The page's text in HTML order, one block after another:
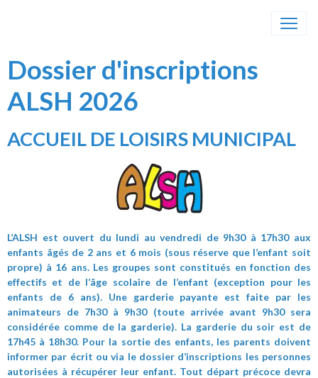
Dossier d'inscriptions
ALSH 2026
ACCUEIL DE LOISIRS MUNICIPAL
L’ALSH est ouvert du lundi au vendredi de 9h30 à 17h30 aux
enfants âgés de 2 ans et 6 mois (sous réserve que l’enfant soit
propre) à 16 ans. Les groupes sont constitués en fonction des
effectifs et de l’âge scolaire de l’enfant (exception pour les
enfants de 6 ans). Une garderie payante est faite par les
animateurs de 7h30 à 9h30 (toute arrivée avant 9h30 sera
considérée comme de la garderie). La garderie du soir est de
17h45 à 18h30. Pour la sortie des enfants, les parents doivent
informer par écrit ou via le dossier d’inscriptions les personnes
autorisées à récupérer leur enfant. Tout départ précoce devra